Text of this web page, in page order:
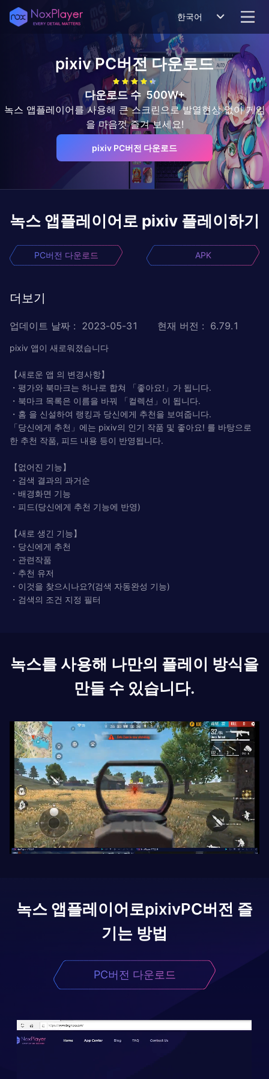
한국어
pixivPC버전 다운로드
다운로드 수 500W+
녹스 앱플레이어를 사용해 큰 스크린으로 발열현상 없이 게임
을 마음껏 즐겨 보세요!
pixiv PC버전 다운로드
녹스 앱플레이어로 pixiv 플레이하기
PC버전 다운로드 APK
더보기
업데이트 날짜 : 2023-05-31 현재 버전 : 6.79.1
pixiv 앱이 새로워졌습니다
【새로운 앱 의 변경사항】
・평가와 북마크는 하나로 합쳐 「좋아요!」가 됩니다.
・북마크 목록은 이름을 바꿔 「컬렉션」이 됩니다.
・홈 을 신설하여 랭킹과 당신에게 추천을 보여줍니다.
「당신에게 추천」에는 pixiv의 인기 작품 및 좋아요! 를 바탕으로
한 추천 작품, 피드 내용 등이 반영됩니다.
【없어진 기능】
・검색 결과의 과거순
・배경화면 기능
・피드(당신에게 추천 기능에 반영)
【새로 생긴 기능】
・당신에게 추천
・관련작품
・추천 유저
・이것을 찾으시나요?(검색 자동완성 기능)
・검색의 조건 지정 필터
녹스를 사용해 나만의 플레이 방식을
만들 수 있습니다.
녹스 앱플레이어로pixivPC버전 즐
기는 방법
PC버전 다운로드